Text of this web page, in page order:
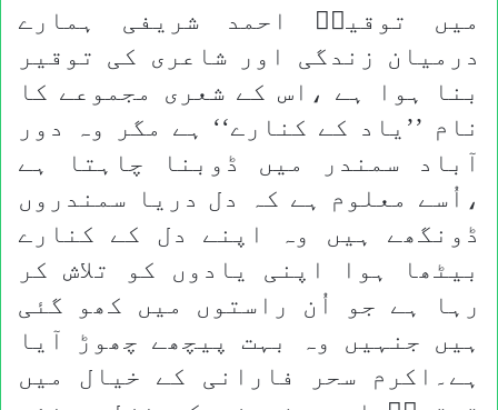
میں توقیرؔ احمد شریفی ہمارے
درمیان زندگی اور شاعری کی توقیر
بنا ہوا ہے ،اس کے شعری مجموعے کا
نام ’’یاد کے کنارے‘‘ ہے مگر وہ دور
آباد سمندر میں ڈوبنا چاہتا ہے
،اُسے معلوم ہے کہ دل دریا سمندروں
ڈونگھے ہیں وہ اپنے دل کے کنارے
بیٹھا ہوا اپنی یادوں کو تلاش کر
رہا ہے جو اُن راستوں میں کھو گئی
ہیں جنہیں وہ بہت پیچھے چھوڑ آیا
ہے۔اکرم سحر فارانی کے خیال میں